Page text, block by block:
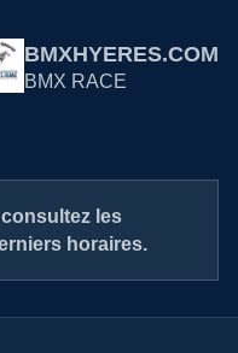
BMXHYERES.COM
BMX RACE
les
horaires.